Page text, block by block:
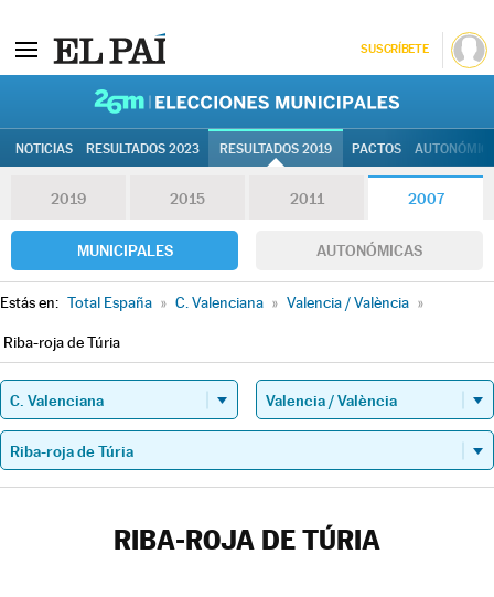
SUSCRÍBETE
NOTICIAS RESULTADOS 2023 RESULTADOS 2019 PACTOS
2019 2015 2011 2007
MUNICIPALES AUTONÓMICAS
Estás en: Total España » C. Valenciana » Valencia / València »
Riba-roja de Túria
RIBA-ROJA DE TÚRIA